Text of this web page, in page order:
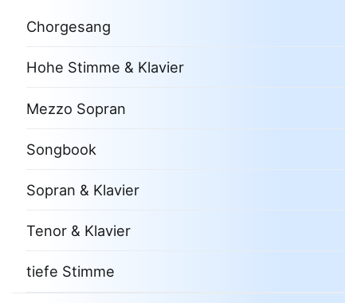
Chorgesang
Hohe Stimme & Klavier
Mezzo Sopran
Songbook
Sopran & Klavier
Tenor & Klavier
tiefe Stimme